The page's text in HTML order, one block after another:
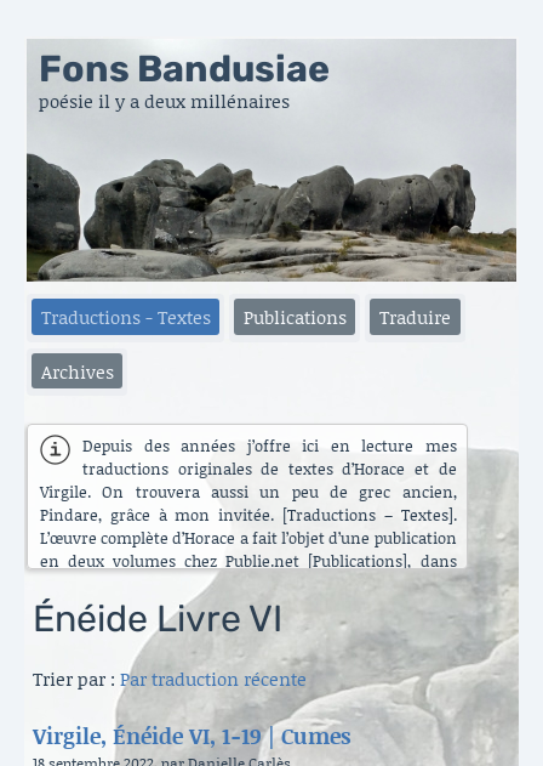
Fons Bandusiae
poésie il y a deux millénaires
Traductions - Textes Publications Traduire
Archives
Depuis des années j’offre ici en lecture mes
traductions originales de textes d’Horace et de
Virgile. On trouvera aussi un peu de grec ancien,
Pindare, grâce à mon invitée. [Traductions – Textes].
L’œuvre complète d’Horace a fait l’objet d’une publication
en deux volumes chez Publie.net [Publications], dans
encore d’autres traductions que celles que vous pouvez
lire ici. C’est maintenant l’Énéide qui est chantier. Le
besoin de mettre ma longue pratique en perspective
s’est accru ces dernières années [Traduire]. La rubrique
est nouvelle. Elle va s’enrichir peu à peu. Il y a aussi de
belles surprises, des échanges contemporains et des
haïku en latin sous le titre austère des [Archives].
Danielle Carlès
Énéide Livre VI
Trier par : Par traduction récente
Virgile, Énéide VI, 1-19 | Cumes